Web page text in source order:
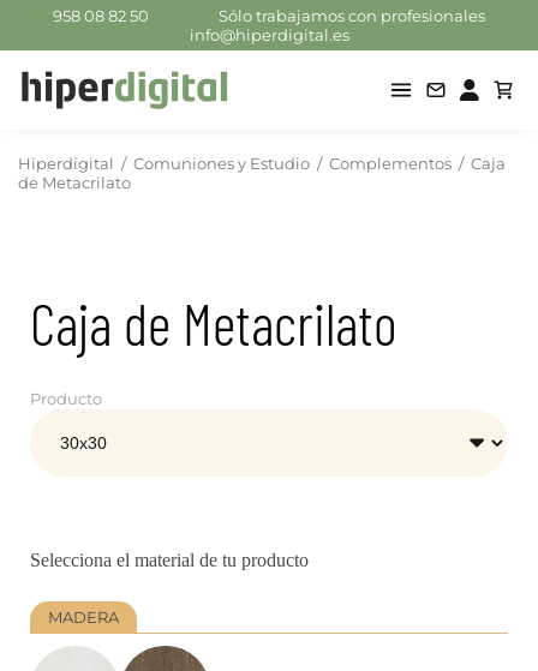
958 08 82 50
Sólo trabajamos con profesionales
info@hiperdigital.es
Hiperdigital / Comuniones y Estudio / Complementos / Caja
de Metacrilato
Caja de Metacrilato
Producto
Selecciona el material de tu producto
MADERA